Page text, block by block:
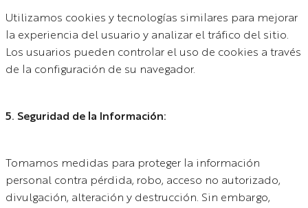
Utilizamos cookies y tecnologías similares para mejorar
la experiencia del usuario y analizar el tráfico del sitio.
Los usuarios pueden controlar el uso de cookies a través
de la configuración de su navegador.
5. Seguridad de la Información:
Tomamos medidas para proteger la información
personal contra pérdida, robo, acceso no autorizado,
divulgación, alteración y destrucción. Sin embargo,